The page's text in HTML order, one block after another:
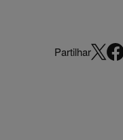
Partilhar